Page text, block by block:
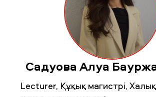
Зерттеу және ғылым
Оқуға қабылдау және
MNU тынысы
Садуова Алуа
Lecturer, Құқық магистрі,